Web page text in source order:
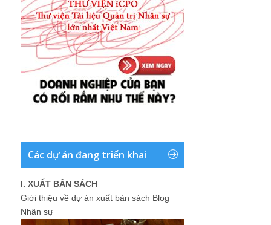
Các dự án đang triển khai
I. XUẤT BẢN SÁCH
Giới thiệu về dự án xuất bản sách Blog
Nhân sự